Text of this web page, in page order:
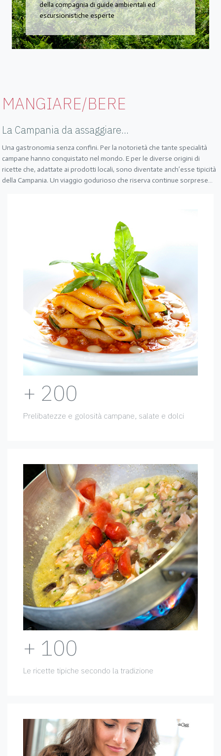
della compagnia di guide ambientali ed
escursionistiche esperte
MANGIARE/BERE
La Campania da assaggiare...
Una gastronomia senza confini. Per la notorietà che tante specialità
campane hanno conquistato nel mondo. E per le diverse origini di
ricette che, adattate ai prodotti locali, sono diventate anch’esse tipicità
della Campania. Un viaggio godurioso che riserva continue sorprese…
+ 200
Prelibatezze e golosità campane, salate e dolci
+ 100
Le ricette tipiche secondo la tradizione